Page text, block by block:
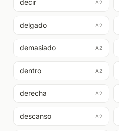
decir A2
delgado A2
demasiado A2
dentro A2
derecha A2
descanso A2